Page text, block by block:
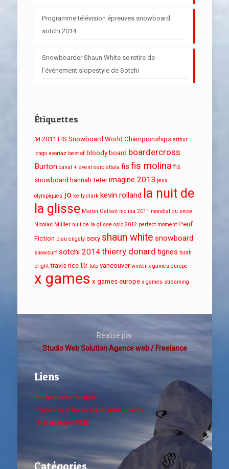
Programme télévision épreuves snowboard
sotchi 2014
Snowboarder Shaun White se retire de
l’événement slopestyle de Sotchi
Étiquettes
3d 2011 FIS Snowboard World Championships arthur
longo avoriaz best of bloody board boardercross
Burton canal + event eero ettala fis fis molina fis
snowboard hannah teter imagine 2013 jeux
olympiques jo kelly clark kevin rolland
la nuit de
la glisse Martin Gallant molina 2011 mondial du snow
Nicolas Müller nuit de la glisse oslo 2012 perfect moment Peuf
Fiction piau engaly sexy shaun white snowboard
snowsurf sotchi 2014thierry donard tignes torah
bright travis rice ttr tuto vancouver winter x games europe
x games x games europe x games streaming
Réalisé par
Studio Web Solution Agence web / Freelance
Liens
Annuaire de musique
Chambres d'hotes de charme giverny
RnB mixtape FREE
Catégories